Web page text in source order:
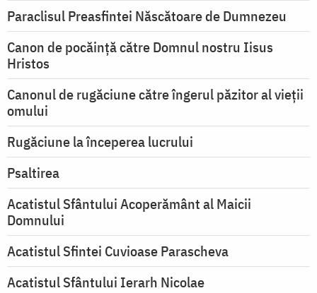
Paraclisul Preasfintei Născătoare de Dumnezeu
Canon de pocăință către Domnul nostru Iisus
Hristos
Canonul de rugăciune către îngerul păzitor al vieții
omului
Rugăciune la începerea lucrului
Psaltirea
Acatistul Sfântului Acoperământ al Maicii
Domnului
Acatistul Sfintei Cuvioase Parascheva
Acatistul Sfântului Ierarh Nicolae